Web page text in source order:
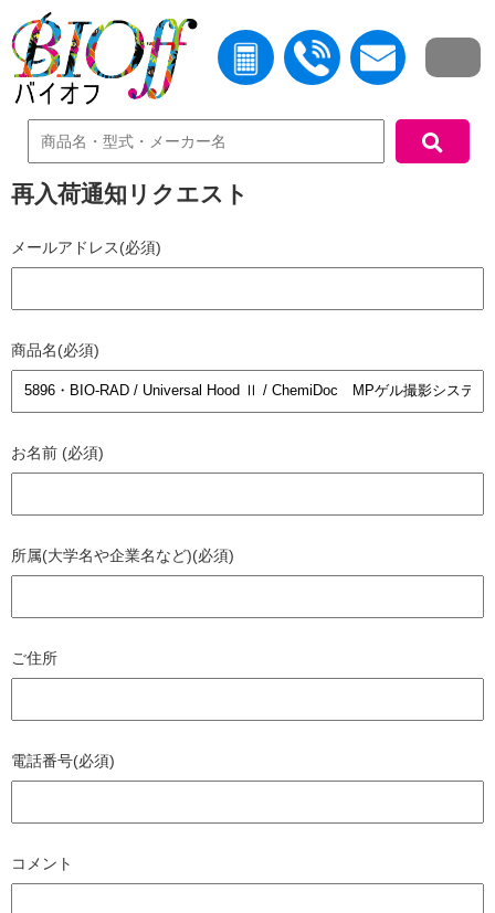
中古機器検索
再入荷通知リクエスト
メールアドレス(必須)
商品名(必須)
お名前 (必須)
所属(大学名や企業名など)(必須)
ご住所
電話番号(必須)
コメント